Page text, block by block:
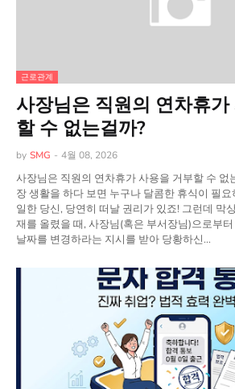
근로관계
사장님은 직원의 연차휴
할 수 없는걸까?
by SMG - 4월 08, 2026
사장님은 직원의 연차휴가 사용을 거부할 수 없
장 생활을 하다 보면 누구나 달콤한 휴식이 필
일한 당신, 당연히 떠날 권리가 있죠! 그런데 막
재를 올렸을 때, 사장님(혹은 부서장님)으로부
날짜를 변경하라는 지시를 받아 당황하신…